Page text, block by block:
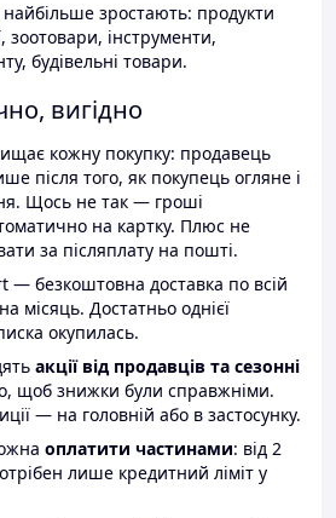
зростають: продукти
зоотовари, інструменти,
будівельні товари.
вигідно
кожну покупку: продавець
після того, як покупець огляне і
Щось не так — гроші
на картку. Плюс не
за післяплату на пошті.
— безкоштовна доставка по всій
місяць. Достатньо однієї
окупилась.
акції від продавців та сезонні
щоб знижки були справжніми.
— на головній або в застосунку.
оплатити частинами: від 2
лише кредитний ліміт у